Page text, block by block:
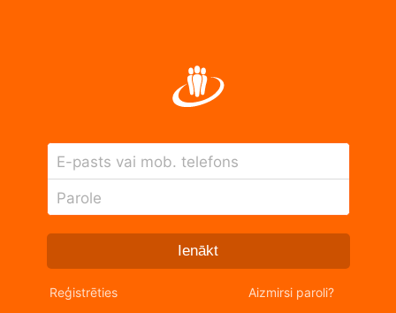
E-pasts vai mob. telefons
Parole
Ienākt
Reģistrēties Aizmirsi paroli?